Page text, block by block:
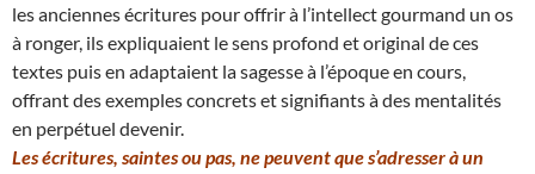
les anciennes écritures pour offrir à l’intellect gourmand un os
à ronger, ils expliquaient le sens profond et original de ces
textes puis en adaptaient la sagesse à l’époque en cours,
offrant des exemples concrets et signifiants à des mentalités
en perpétuel devenir.
Les écritures, saintes ou pas, ne peuvent que s’adresser à un